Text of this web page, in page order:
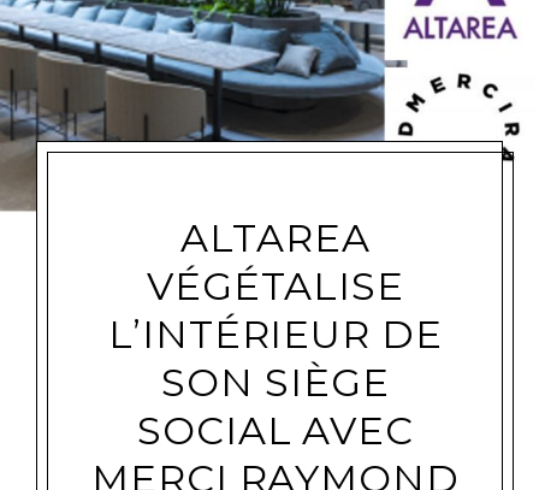
ALTAREA
VÉGÉTALISE
L’INTÉRIEUR DE
SON SIÈGE
SOCIAL AVEC
MERCI RAYMOND